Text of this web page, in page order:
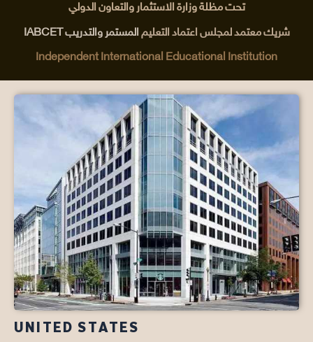
تحت مظلة وزارة الاستثمار والتعاون الدولي
شريك معتمد لمجلس اعتماد التعليم المستمر والتدريب IABCET
Independent International Educational Institution
UNITED STATES